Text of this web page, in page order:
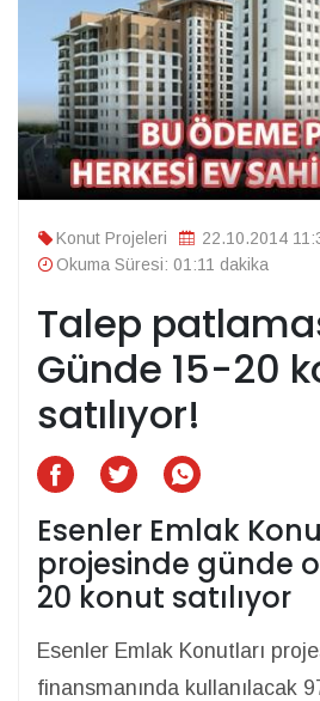
Konut Projeleri
22.10.2014
Okuma Süresi: 01:11 dakika
Talep
Günde 15-20
satılıyor!
Esenler Emlak
projesinde günde
20 konut satılıyor
Esenler Emlak Konutları
finansmanında kullanılacak